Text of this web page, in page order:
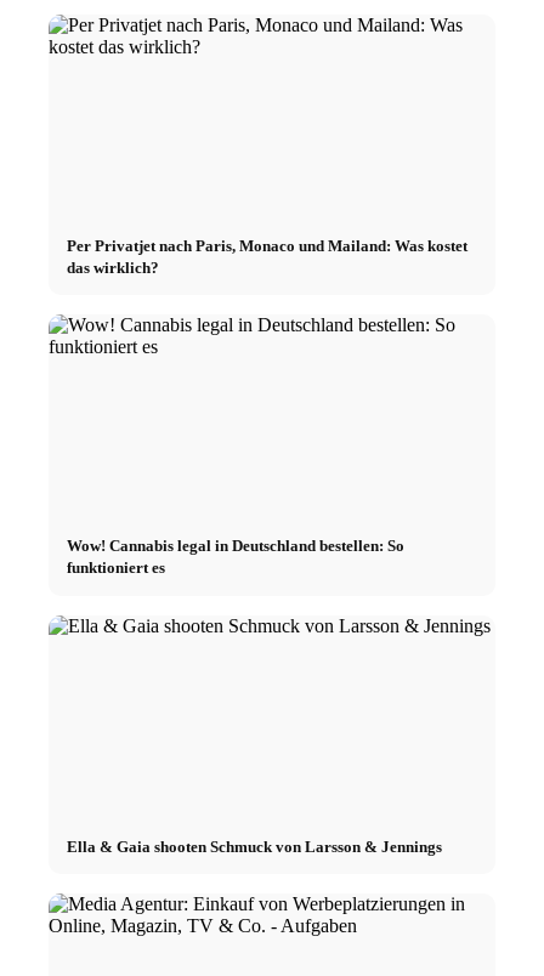
Per Privatjet nach Paris, Monaco und Mailand: Was kostet
das wirklich?
Wow! Cannabis legal in Deutschland bestellen: So
funktioniert es
Ella & Gaia shooten Schmuck von Larsson & Jennings